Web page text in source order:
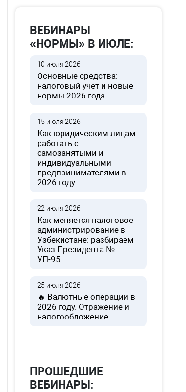
ВЕБИНАРЫ
«НОРМЫ» В ИЮЛЕ:
10 июля 2026
Основные средства:
налоговый учет и новые
нормы 2026 года
15 июля 2026
Как юридическим лицам
работать с
самозанятыми и
индивидуальными
предпринимателями в
2026 году
22 июля 2026
Как меняется налоговое
администрирование в
Узбекистане: разбираем
Указ Президента №
УП-95
25 июля 2026
🔥 Валютные операции в
2026 году. Отражение и
налогообложение
ПРОШЕДШИЕ
ВЕБИНАРЫ: